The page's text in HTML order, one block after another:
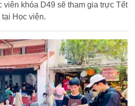
viên khóa D49 sẽ tham gia trực Tết
Học viện.